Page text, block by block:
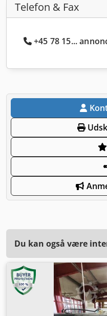
Telefon & Fax
+45 78 15...
Du kan også være